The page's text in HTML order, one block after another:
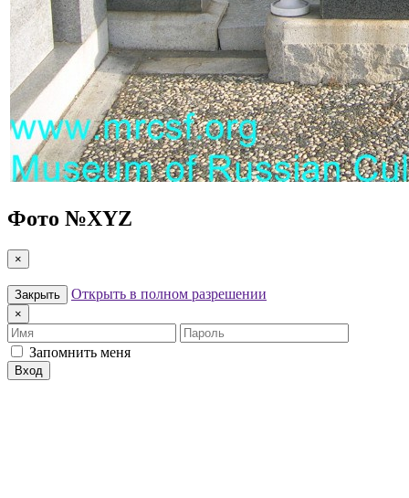
Фото №XYZ
×
Закрыть Открыть в полном разрешении
×
Имя
Пароль
Запомнить меня
Вход